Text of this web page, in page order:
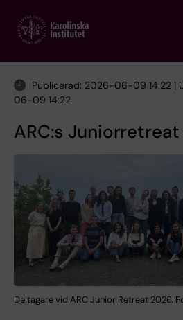
main
Publicerad: 2026-06-09 14:22 |
06-09 14:22
ARC:s
Deltagare vid ARC Junior Retreat 2026.